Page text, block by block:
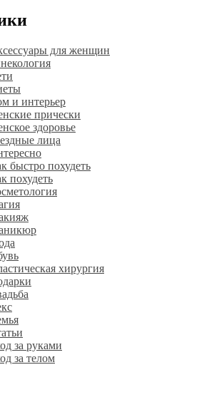
для женщин
и интерьер
прически
здоровье
лица
быстро похудеть
похудеть
хирургия
за руками
за телом